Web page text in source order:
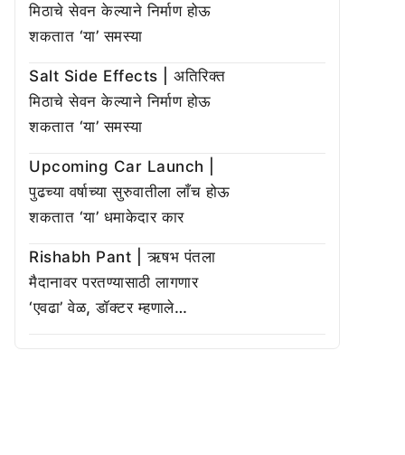
मिठाचे सेवन केल्याने निर्माण होऊ
शकतात ‘या’ समस्या
Salt Side Effects | अतिरिक्त
मिठाचे सेवन केल्याने निर्माण होऊ
शकतात ‘या’ समस्या
Upcoming Car Launch |
पुढच्या वर्षाच्या सुरुवातीला लाँच होऊ
शकतात ‘या’ धमाकेदार कार
Rishabh Pant | ऋषभ पंतला
मैदानावर परतण्यासाठी लागणार
‘एवढा’ वेळ, डॉक्टर म्हणाले…